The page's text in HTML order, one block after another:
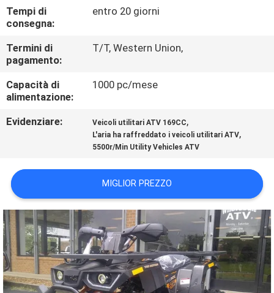
CONTATTICI
RICHIEDA
UNA
CITAZIONE
MAPPA
SITO
POLITICA
SULLA
PRIVACY
Tempi di
consegna:
entro 20 giorni
Termini di
pagamento:
T/T, Western Union,
Capacità di
alimentazione:
1000 pc/mese
Evidenziare: Veicoli utilitari ATV 169CC,
L'aria ha raffreddato i veicoli utilitari ATV,
5500r/Min Utility Vehicles ATV
MIGLIOR PREZZO